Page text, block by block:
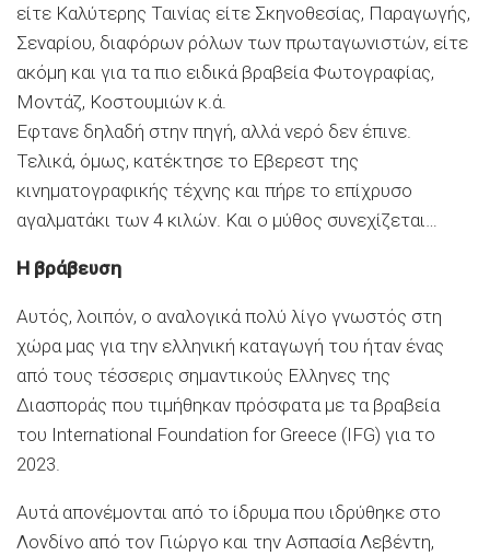
είτε Καλύτερης Ταινίας είτε Σκηνοθεσίας, Παραγωγής,
Σεναρίου, διαφόρων ρόλων των πρωταγωνιστών, είτε
ακόμη και για τα πιο ειδικά βραβεία Φωτογραφίας,
Μοντάζ, Κοστουμιών κ.ά.
Εφτανε δηλαδή στην πηγή, αλλά νερό δεν έπινε.
Τελικά, όμως, κατέκτησε το Εβερεστ της
κινηματογραφικής τέχνης και πήρε το επίχρυσο
αγαλματάκι των 4 κιλών. Και ο μύθος συνεχίζεται…
Η βράβευση
Αυτός, λοιπόν, ο αναλογικά πολύ λίγο γνωστός στη
χώρα μας για την ελληνική καταγωγή του ήταν ένας
από τους τέσσερις σημαντικούς Ελληνες της
Διασποράς που τιμήθηκαν πρόσφατα με τα βραβεία
του International Foundation for Greece (IFG) για το
2023.
Αυτά απονέμονται από το ίδρυμα που ιδρύθηκε στο
Λονδίνο από τον Γιώργο και την Ασπασία Λεβέντη,